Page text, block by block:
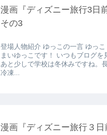
漫画『ディズニー旅行3日
その3
登場人物紹介 ゆっこの一言 ゆっ
まいゆっこです！ いつもブログを
あと少しで学校は冬休みですね。
冷凍...
漫画『ディズニー旅行３